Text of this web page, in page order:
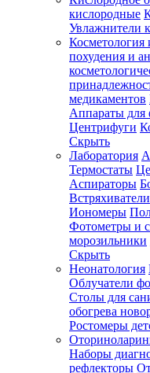
Зарегистрироваться
Зачем
регистрироваться?
Все
покупки
одном
месте
Личный
менеджер
Отслеживание
статуса
заказа
кислородные
Увлажнители
Косметология
похудения и
медикаментов
Аппараты для
Центрифуги
Скрыть
Лаборатория
Термостаты
Аспираторы
Встряхиватели
Иономеры
Фотометры и
морозильники
Скрыть
Неонатология
Облучатели
Столы для
обогрева
Ростомеры
Наборы
рефлекторы